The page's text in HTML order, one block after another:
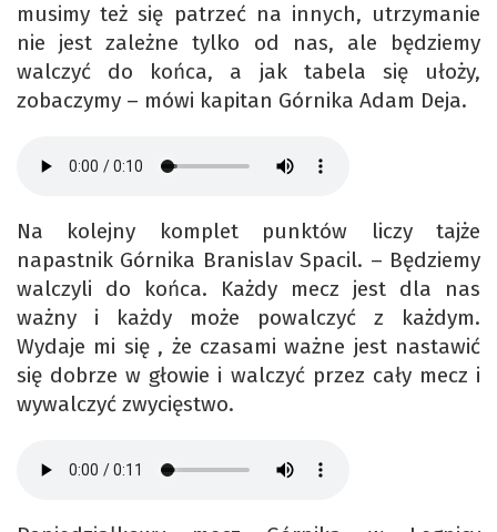
musimy też się patrzeć na innych, utrzymanie
nie jest zależne tylko od nas, ale będziemy
walczyć do końca, a jak tabela się ułoży,
zobaczymy – mówi kapitan Górnika Adam Deja.
Na kolejny komplet punktów liczy tajże
napastnik Górnika Branislav Spacil. – Będziemy
walczyli do końca. Każdy mecz jest dla nas
ważny i każdy może powalczyć z każdym.
Wydaje mi się , że czasami ważne jest nastawić
się dobrze w głowie i walczyć przez cały mecz i
wywalczyć zwycięstwo.